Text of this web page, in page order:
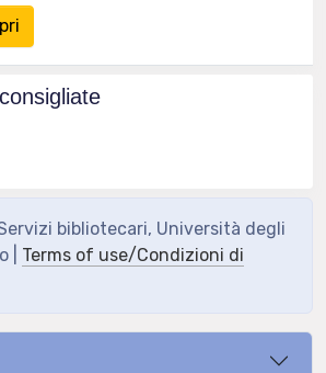
bibliotecari, Università degli
| Terms of use/Condizioni di